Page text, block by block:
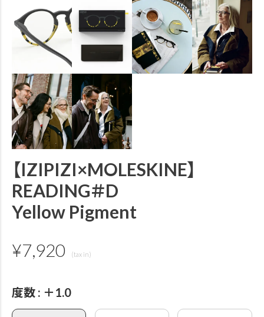
【IZIPIZI×MOLESKINE】
READING＃D
Yellow Pigment
¥7,920
度数 ＋1.0